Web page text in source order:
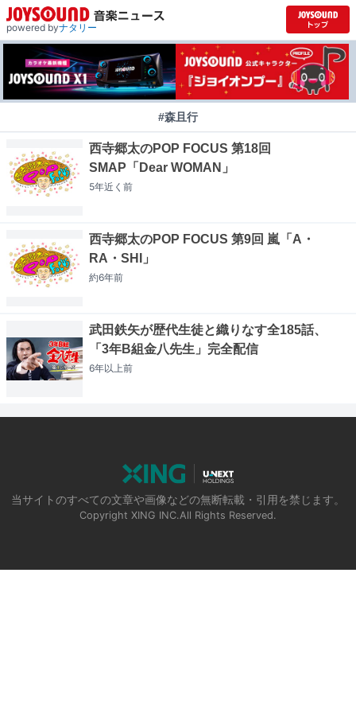
powered byナタリー
#森且行
西寺郷太のPOP FOCUS 第18回
SMAP「Dear WOMAN」
5年近く 前
西寺郷太のPOP FOCUS 第9回 嵐「A・
RA・SHI」
約6年前
武田鉄矢が歴代生徒と織りなす全185話、
「3年B組金八先生」完全配信
6年以上前
当サイトのすべての文章や画像などの無断転載・引用を禁じます。
Copyright XING INC.All Rights Reserved.